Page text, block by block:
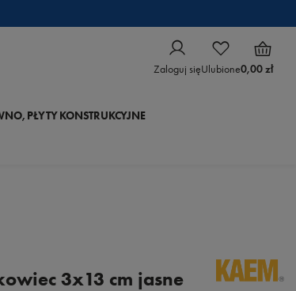
Zaloguj sięUlubione0,00 zł
PŁYTY KONSTRUKCYJNE
3x13 cm jasne